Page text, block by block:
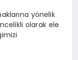
yönelik
olarak ele